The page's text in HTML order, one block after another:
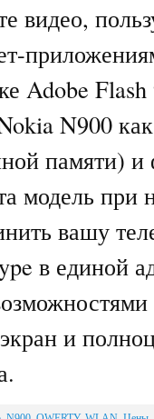
видео,
Adobe
N900
памяти) и
модель при
вашу
в единой
и